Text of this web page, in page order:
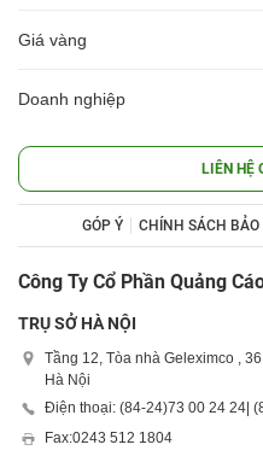
Giá vàng
Doanh nghiệp
LIÊN HỆ
GÓP Ý CHÍNH SÁCH BẢO
Công Ty Cổ Phần Quảng
TRỤ SỞ HÀ NỘI
Tầng 12, Tòa nhà Geleximco ,
Hà Nội
Điện thoại: (84-24)73 00 24 24 |
Fax:0243 512 1804